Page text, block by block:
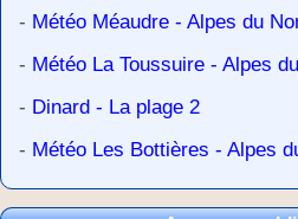
- Météo Méaudre - Alpes du
- Météo La Toussuire - Alpes
- Dinard - La plage 2
- Météo Les Bottières - Alpes